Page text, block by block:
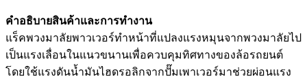
คำอธิบายสินค้าและการทำงาน
แร็คพวงมาลัยพาวเวอร์ทำหน้าที่แปลงแรงหมุนจากพวงมาลัยไป
เป็นแรงเลื่อนในแนวขนานเพื่อควบคุมทิศทางของล้อรถยนต์
โดยใช้แรงดันน้ำมันไฮดรอลิกจากปั๊มเพาเวอร์มาช่วยผ่อนแรง